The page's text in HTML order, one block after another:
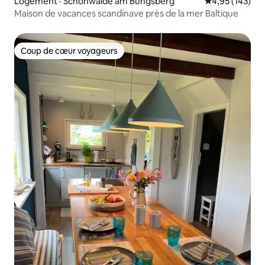
Maison de vacances scandinave près de la mer Baltique
Coup de cœur voyageurs
Coup de cœur voyageurs